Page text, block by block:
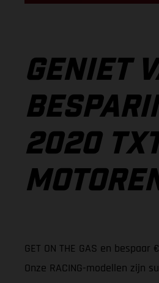
GENIET
2020
GET ON THE GAS en
Onze RACING-modellen zijn